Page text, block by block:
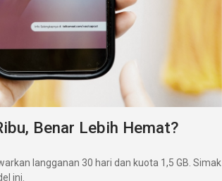
Benar Lebih Hemat?
langganan 30 hari dan kuota 1,5 GB. Simak
ini.